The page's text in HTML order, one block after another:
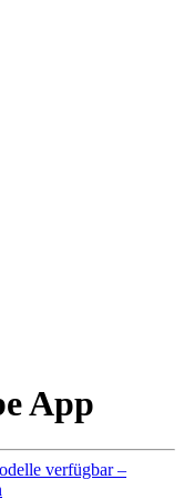
App